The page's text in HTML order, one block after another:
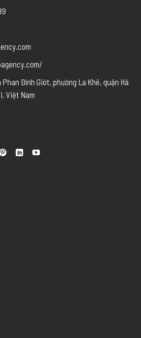
Phan Đình Giót, phường La Khê, quận Hà
Việt Nam